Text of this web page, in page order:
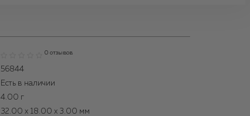
0 отзывов
56844
Есть в наличии
4.00 г
32.00 x 18.00 x 3.00 мм